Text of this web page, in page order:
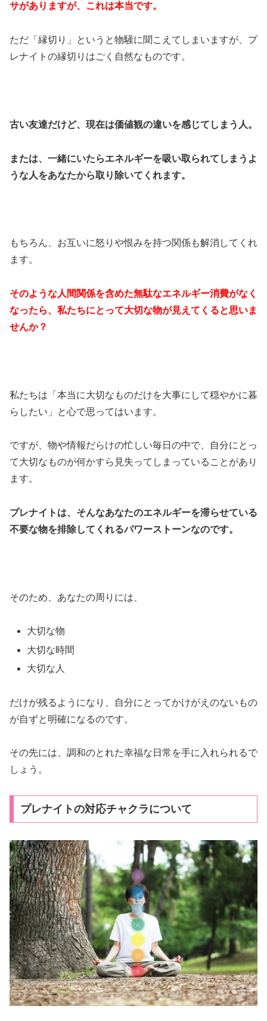
サがありますが、これは本当です。
ただ「縁切り」というと物騒に聞こえてしまいますが、プ
レナイトの縁切りはごく自然なものです。
古い友達だけど、現在は価値観の違いを感じてしまう人。
または、一緒にいたらエネルギーを吸い取られてしまうよ
うな人をあなたから取り除いてくれます。
もちろん、お互いに怒りや恨みを持つ関係も解消してくれ
ます。
そのような人間関係を含めた無駄なエネルギー消費がなく
なったら、私たちにとって大切な物が見えてくると思いま
せんか？
私たちは「本当に大切なものだけを大事にして穏やかに暮
らしたい」と心で思ってはいます。
ですが、物や情報だらけの忙しい毎日の中で、自分にとっ
て大切なものが何かすら見失ってしまっていることがあり
ます。
プレナイトは、そんなあなたのエネルギーを滞らせている
不要な物を排除してくれるパワーストーンなのです。
そのため、あなたの周りには、
大切な物
大切な時間
大切な人
だけが残るようになり、自分にとってかけがえのないもの
が自ずと明確になるのです。
その先には、調和のとれた幸福な日常を手に入れられるで
しょう。
プレナイトの対応チャクラについて